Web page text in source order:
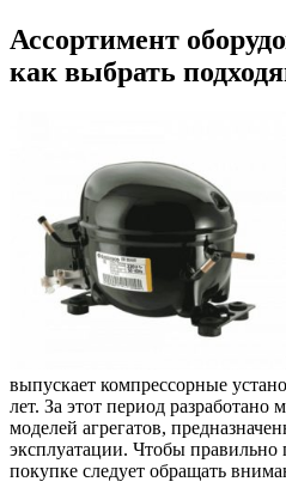
Ассортимент
как выбрать
выпускает компрессорные
лет. За этот период разработано
моделей агрегатов,
эксплуатации. Чтобы правильно
покупке следует обращать